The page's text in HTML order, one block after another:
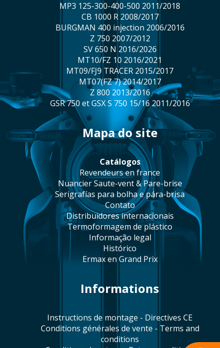
MP3 125-300-400-500 2011/2018
CB 1000 R 2008/2017
BURGMAN 400 injection 2006/2016
Z 750 2007/2012
SV 650 N 2016/2026
MT10/FZ 10 2016/2021
MT09/FJ9 TRACER 2015/2017
MT07(FZ 7) 2014/2017
Z 800 2013/2016
GSR 750 et GSX S 750 15/16 2011/2016
mapa do site
catálogos
revendeurs en france
Nuancier Saute-vent & Pare-brise
serigrafías para bolha e pára-brisa
contato
distribuidores internacionais
termoformagem de plástico
informação legal
histórico
Ermax en Grand Prix
Informations
Instructions de montage - Directives CE
Conditions générales de vente - Terms and
conditions